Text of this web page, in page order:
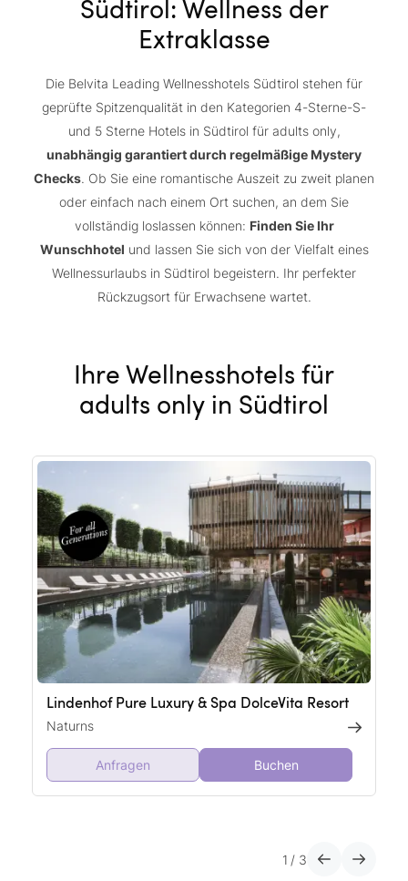
Südtirol: Wellness der
Extraklasse
Die Belvita Leading Wellnesshotels Südtirol stehen für
geprüfte Spitzenqualität in den Kategorien 4-Sterne-S-
und 5 Sterne Hotels in Südtirol für adults only,
unabhängig garantiert durch regelmäßige Mystery
Checks. Ob Sie eine romantische Auszeit zu zweit planen
oder einfach nach einem Ort suchen, an dem Sie
vollständig loslassen können: Finden Sie Ihr
Wunschhotel und lassen Sie sich von der Vielfalt eines
Wellnessurlaubs in Südtirol begeistern. Ihr perfekter
Rückzugsort für Erwachsene wartet.
Ihre Wellnesshotels für
adults only in Südtirol
Lindenhof Pure Luxury & Spa DolceVita Resort
Naturns
Anfragen Buchen
1 / 3